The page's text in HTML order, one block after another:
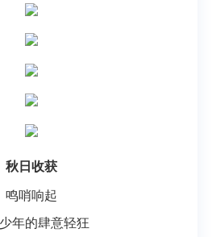
秋日收获
鸣哨响起
年的肆意轻狂